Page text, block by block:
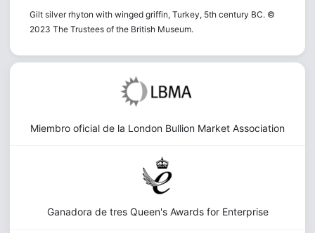
Gilt silver rhyton with winged griffin, Turkey, 5th century BC. ©
2023 The Trustees of the British Museum.
Miembro oficial de la London Bullion Market Association
Ganadora de tres Queen's Awards for Enterprise